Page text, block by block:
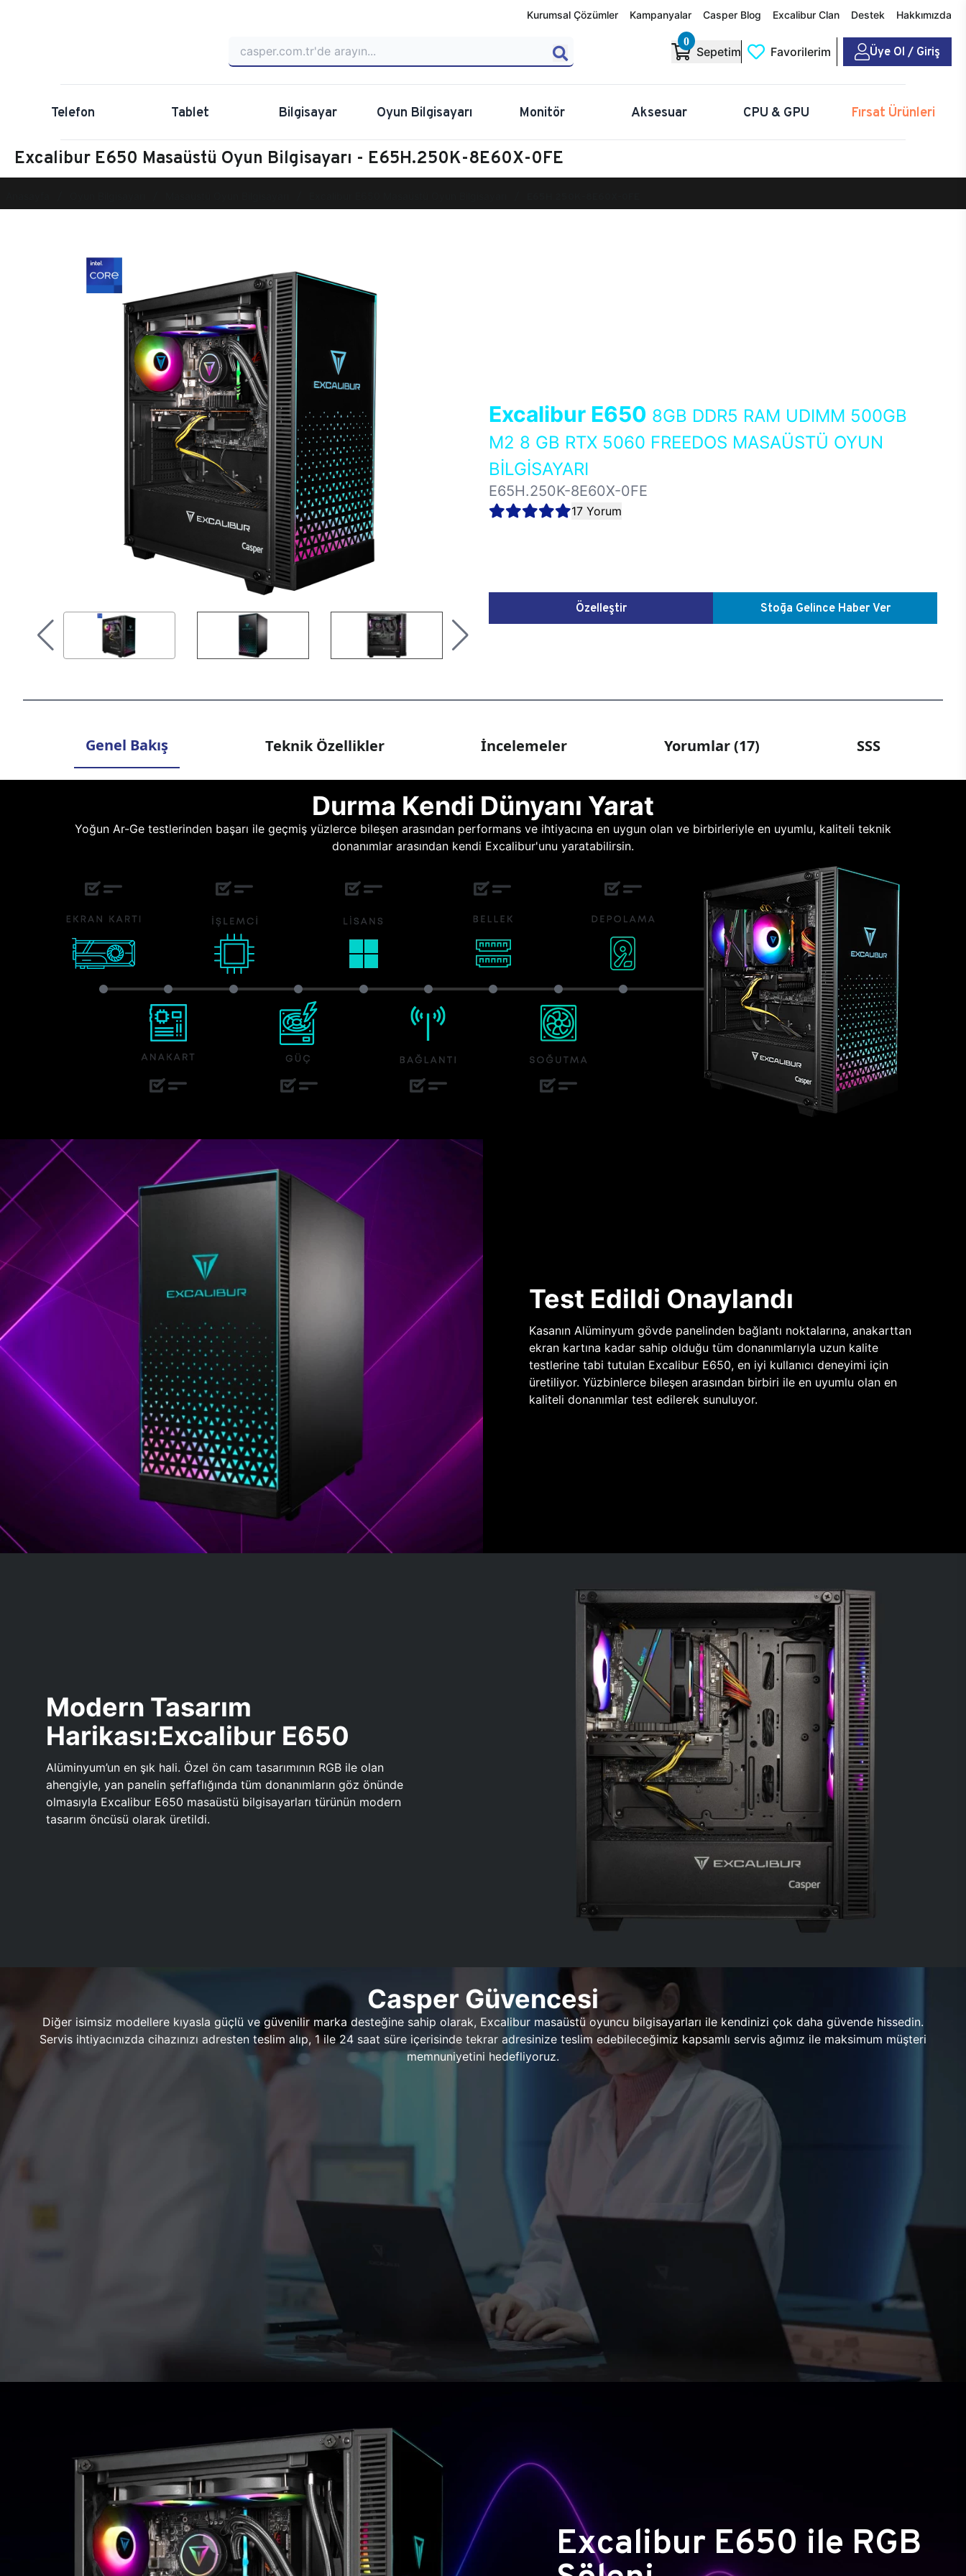
Kurumsal Çözümler Kampanyalar Casper Blog Excalibur Clan Destek Hakkımızda
0
Sepetim Favorilerim Üye Ol / Giriş
Telefon Tablet Bilgisayar Oyun Bilgisayarı Monitör Aksesuar CPU & GPU Fırsat Ürünleri
Excalibur E650 Masaüstü Oyun Bilgisayarı - E65H.250K-8E60X-0FE
Excalibur E650 8GB DDR5 RAM UDIMM 500GB
M2 8 GB RTX 5060 FREEDOS MASAÜSTÜ OYUN
BİLGİSAYARI
E65H.250K-8E60X-0FE
17 Yorum
Özelleştir Stoğa Gelince Haber Ver
Genel Bakış Teknik Özellikler İncelemeler Yorumlar (17) SSS
Durma Kendi Dünyanı Yarat
Yoğun Ar-Ge testlerinden başarı ile geçmiş yüzlerce bileşen arasından performans ve ihtiyacına en uygun olan ve birbirleriyle en uyumlu, kaliteli teknik
donanımlar arasından kendi Excalibur'unu yaratabilirsin.
Test Edildi Onaylandı
Kasanın Alüminyum gövde panelinden bağlantı noktalarına, anakarttan
ekran kartına kadar sahip olduğu tüm donanımlarıyla uzun kalite
testlerine tabi tutulan Excalibur E650, en iyi kullanıcı deneyimi için
üretiliyor. Yüzbinlerce bileşen arasından birbiri ile en uyumlu olan en
kaliteli donanımlar test edilerek sunuluyor.
Modern Tasarım
Harikası:Excalibur E650
Alüminyum’un en şık hali. Özel ön cam tasarımının RGB ile olan
ahengiyle, yan panelin şeffaflığında tüm donanımların göz önünde
olmasıyla Excalibur E650 masaüstü bilgisayarları türünün modern
tasarım öncüsü olarak üretildi.
Casper Güvencesi
Diğer isimsiz modellere kıyasla güçlü ve güvenilir marka desteğine sahip olarak, Excalibur masaüstü oyuncu bilgisayarları ile kendinizi çok daha güvende hissedin.
Servis ihtiyacınızda cihazınızı adresten teslim alıp, 1 ile 24 saat süre içerisinde tekrar adresinize teslim edebileceğimiz kapsamlı servis ağımız ile maksimum müşteri
memnuniyetini hedefliyoruz.
Excalibur E650 ile RGB